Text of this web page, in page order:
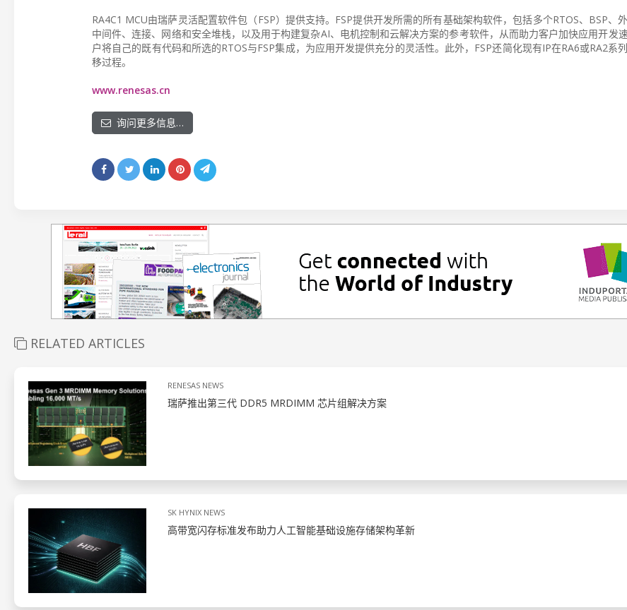
RA4C1 MCU由瑞萨灵活配置软件包（FSP）提供支持。FSP提供开发所需的所有基础架构软件，包括多个RTOS、BSP、外
中间件、连接、网络和安全堆栈，以及用于构建复杂AI、电机控制和云解决方案的参考软件，从而助力客户加快应用开发
户将自己的既有代码和所选的RTOS与FSP集成，为应用开发提供充分的灵活性。此外，FSP还简化现有IP在RA6或RA2系
移过程。
www.renesas.cn
询问更多信息…
RELATED ARTICLES
RENESAS NEWS
瑞萨推出第三代 DDR5 MRDIMM 芯片组解决方案
SK HYNIX NEWS
高带宽闪存标准发布助力人工智能基础设施存储架构革新